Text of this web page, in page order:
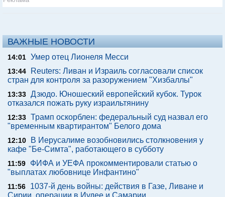
ВАЖНЫЕ НОВОСТИ
14:01 Умер отец Лионеля Месси
13:44
Reuters: Ливан и Израиль согласовали список
стран для контроля за разоружением "Хизбаллы"
13:33 Дзюдо. Юношеский европейский кубок. Турок
отказался пожать руку израильтянину
12:33 Трамп оскорблен: федеральный суд назвал его
"временным квартирантом" Белого дома
12:10
В Иерусалиме возобновились столкновения у
кафе "Бе-Симта", работающего в субботу
11:59
ФИФА и УЕФА прокомментировали статью о
"выплатах любовнице Инфантино"
11:56
1037-й день войны: действия в Газе, Ливане и
Сирии, операции в Иудее и Самарии